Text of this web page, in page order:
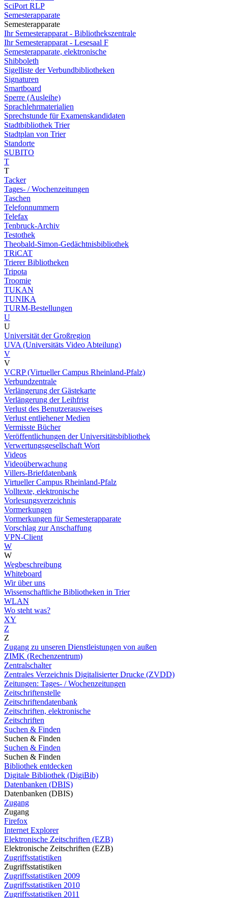
SciPort RLP
Semesterapparate
Semesterapparate
Ihr Semesterapparat - Bibliothekszentrale
Ihr Semesterapparat - Lesesaal F
Semesterapparate, elektronische
Shibboleth
Sigelliste der Verbundbibliotheken
Signaturen
Smartboard
Sperre (Ausleihe)
Sprachlehrmaterialien
Sprechstunde für Examenskandidaten
Stadtbibliothek Trier
Stadtplan von Trier
Standorte
SUBITO
T
T
Tacker
Tages- / Wochenzeitungen
Taschen
Telefonnummern
Telefax
Tenbruck-Archiv
Testothek
Theobald-Simon-Gedächtnisbibliothek
TRiCAT
Trierer Bibliotheken
Tripota
Troomie
TUKAN
TUNIKA
TURM-Bestellungen
U
U
Universität der Großregion
UVA (Universitäts Video Abteilung)
V
V
VCRP (Virtueller Campus Rheinland-Pfalz)
Verbundzentrale
Verlängerung der Gästekarte
Verlängerung der Leihfrist
Verlust des Benutzerausweises
Verlust entliehener Medien
Vermisste Bücher
Veröffentlichungen der Universitätsbibliothek
Verwertungsgesellschaft Wort
Videos
Videoüberwachung
Villers-Briefdatenbank
Virtueller Campus Rheinland-Pfalz
Volltexte, elektronische
Vorlesungsverzeichnis
Vormerkungen
Vormerkungen für Semesterapparate
Vorschlag zur Anschaffung
VPN-Client
W
W
Wegbeschreibung
Whiteboard
Wir über uns
Wissenschaftliche Bibliotheken in Trier
WLAN
Wo steht was?
XY
Z
Z
Zugang zu unseren Dienstleistungen von außen
ZIMK (Rechenzentrum)
Zentralschalter
Zentrales Verzeichnis Digitalisierter Drucke (ZVDD)
Zeitungen: Tages- / Wochenzeitungen
Zeitschriftenstelle
Zeitschriftendatenbank
Zeitschriften, elektronische
Zeitschriften
Suchen & Finden
Suchen & Finden
Suchen & Finden
Suchen & Finden
Bibliothek entdecken
Digitale Bibliothek (DigiBib)
Datenbanken (DBIS)
Datenbanken (DBIS)
Zugang
Zugang
Firefox
Internet Explorer
Elektronische Zeitschriften (EZB)
Elektronische Zeitschriften (EZB)
Zugriffsstatistiken
Zugriffsstatistiken
Zugriffsstatistiken 2009
Zugriffsstatistiken 2010
Zugriffsstatistiken 2011